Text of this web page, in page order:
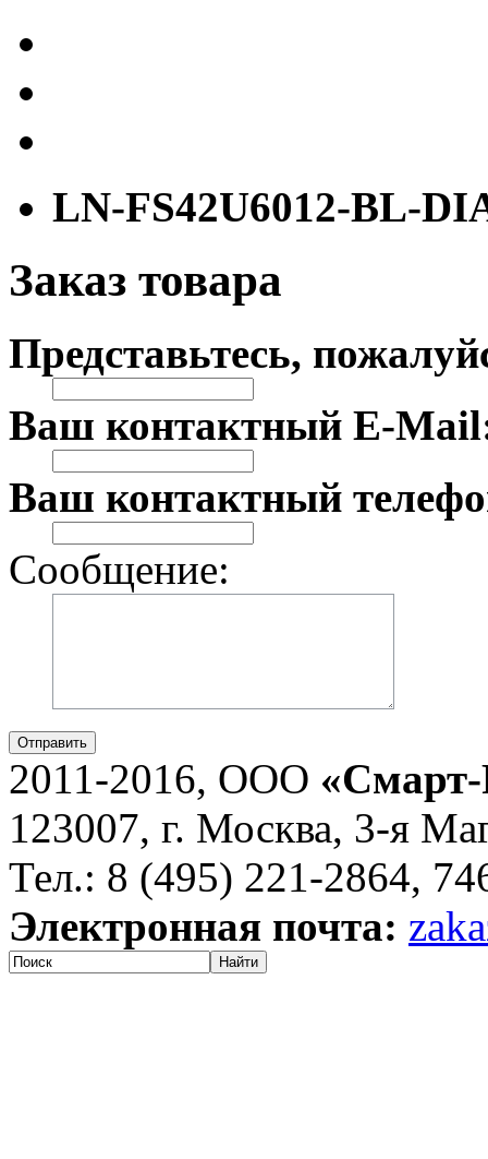
LN-FS42U6012-BL-
Заказ товара
Представьтесь,
Ваш контактный E-
Ваш контактный
Сообщение:
Отправить
2011-2016, ООО
123007, г. Москва, 3-я
Тел.: 8 (495) 221-2864,
Электронная почта:
Найти